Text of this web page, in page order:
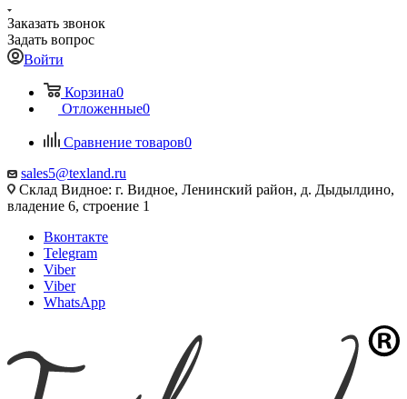
Заказать звонок
Задать вопрос
Войти
Корзина0
Отложенные0
Сравнение товаров0
sales5@texland.ru
Склад Видное: г. Видное, Ленинский район, д. Дыдылдино,
владение 6, строение 1
Вконтакте
Telegram
Viber
Viber
WhatsApp